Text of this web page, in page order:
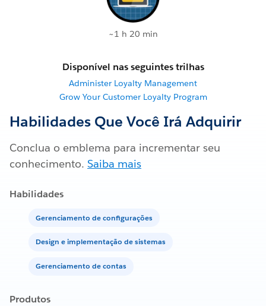
~1 h 20 min
Disponível nas seguintes trilhas
Administer Loyalty Management
Grow Your Customer Loyalty Program
Habilidades Que Você Irá Adquirir
Conclua o emblema para incrementar seu
conhecimento. Saiba mais
Habilidades
Gerenciamento de configurações
Design e implementação de sistemas
Gerenciamento de contas
Produtos